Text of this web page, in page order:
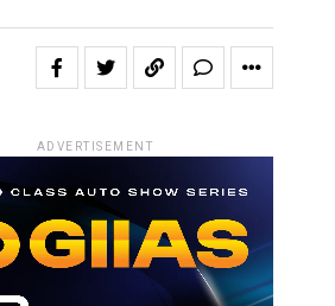
ADVERTISEMENT